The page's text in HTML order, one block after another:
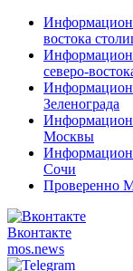
востока
северо-
Зеленограда
Москвы
Сочи
Проверенно
Вконтакте
mos.news